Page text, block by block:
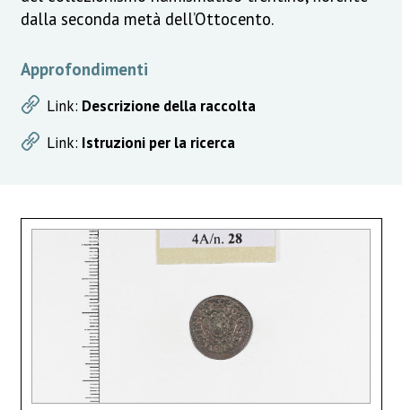
dalla seconda metà dell’Ottocento.
Approfondimenti
Link: Descrizione della raccolta
Link: Istruzioni per la ricerca